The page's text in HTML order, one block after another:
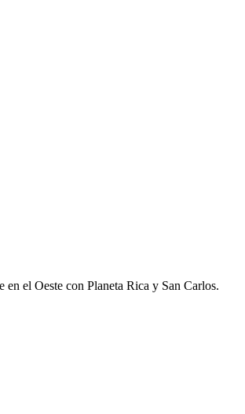
el Oeste con Planeta Rica y San Carlos.​